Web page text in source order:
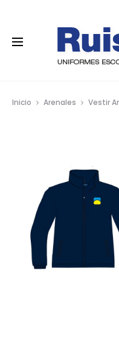
Inicio Arenales Vestir